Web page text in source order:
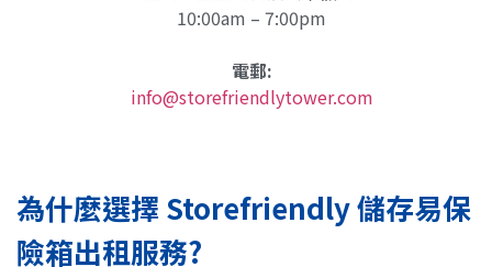
10:00am – 7:00pm
電郵:
info@storefriendlytower.com
為什麼選擇 Storefriendly 儲存易保
險箱出租服務?